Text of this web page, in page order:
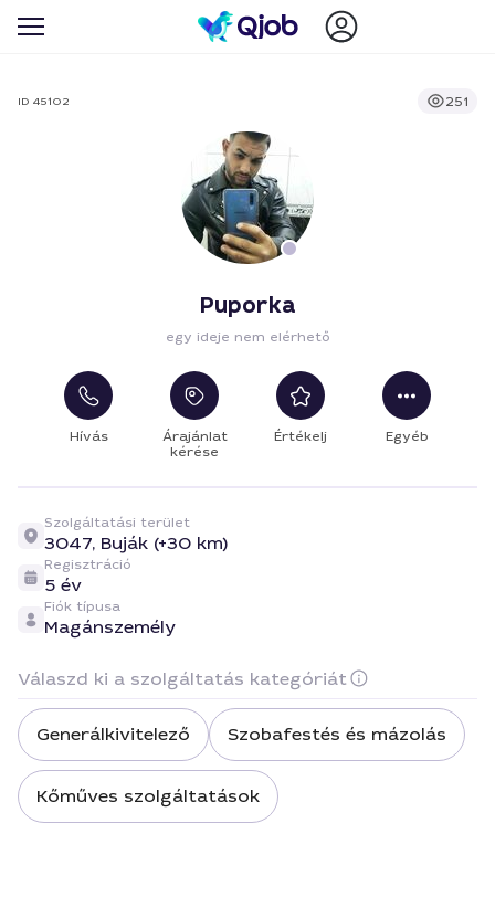
ID 45102 251
Puporka
egy ideje nem elérhető
Hívás
Árajánlat
kérése
Értékelj Egyéb
Szolgáltatási terület
3047, Buják (+30 km)
Regisztráció
5 év
Fiók típusa
Magánszemély
Válaszd ki a szolgáltatás kategóriát
Generálkivitelező Szobafestés és mázolás
Kőműves szolgáltatások